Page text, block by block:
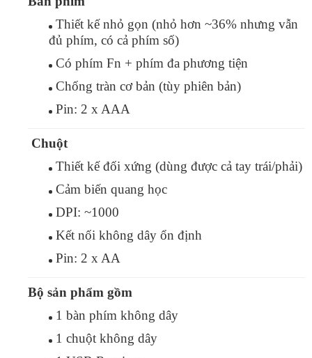
Thiết kế nhỏ gọn (nhỏ hơn ~36% nhưng vẫn
đủ phím, có cả phím số)
Có phím Fn + phím đa phương tiện
Chống tràn cơ bản (tùy phiên bản)
Pin: 2 x AAA
Chuột
Thiết kế đối xứng (dùng được cả tay trái/phải)
Cảm biến quang học
DPI: ~1000
Kết nối không dây ổn định
Pin: 2 x AA
Bộ sản phẩm gồm
1 bàn phím không dây
1 chuột không dây